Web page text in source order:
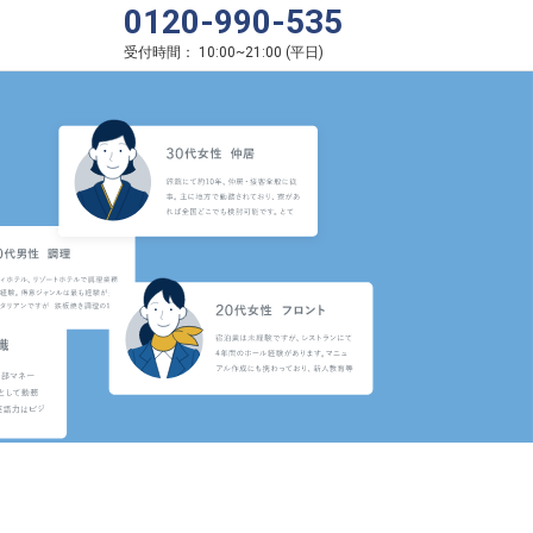
0120-990-535
受付時間： 10:00~21:00 (平日 )